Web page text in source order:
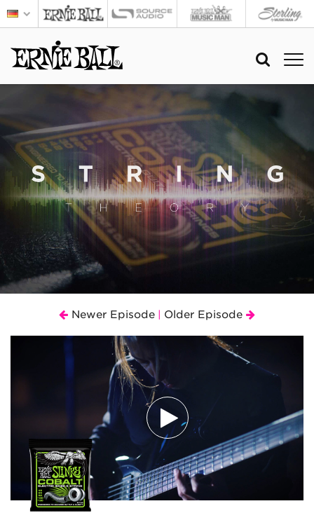
Newer Episode Older Episode